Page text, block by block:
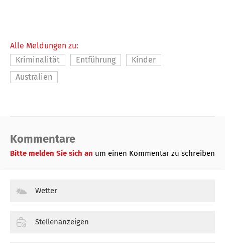
Alle Meldungen zu:
Kriminalität
Entführung
Kinder
Australien
Kommentare
Bitte melden Sie sich an um einen Kommentar zu schreiben
Wetter
Stellenanzeigen